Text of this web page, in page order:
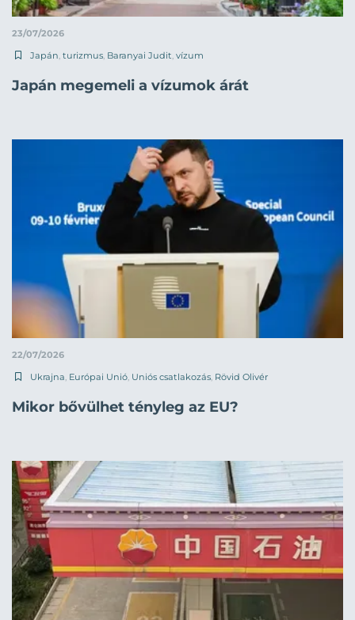
23/07/2026
Japán turizmus Baranyai Judit vízum
Japán megemeli a vízumok árát
22/07/2026
Ukrajna, Európai Unió, Uniós csatlakozás, Rövid Olivér
Mikor bővülhet tényleg az EU?